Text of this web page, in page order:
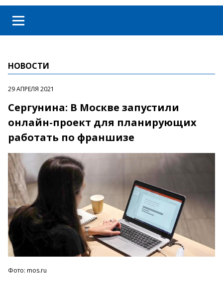
НОВОСТИ
29 АПРЕЛЯ 2021
Сергунина: В Москве запустили
онлайн-проект для планирующих
работать по франшизе
Фото: mos.ru